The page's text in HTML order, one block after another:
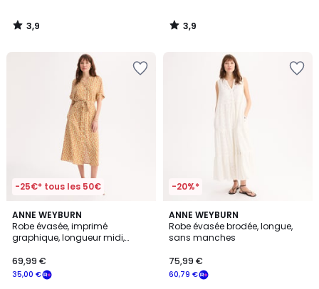
3,9
/
3,9
/
-25€* tous les 50€
ANNE WEYBURN
Robe évasée, imprimé
graphique, longueur midi,
35,00 €
69,99 €
4,3
/ 5
-20%*
ANNE WEYBURN
Robe évasée brodée, longue,
sans manches
60,79 €
75,99 €
4,7
/ 5
2
Couleurs